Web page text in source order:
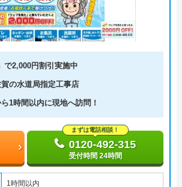
で2,000円割引実施中
の水道局指定工事店
1時間以内に現地へ訪問！
まずは電話相談！
0120-492-315
受付時間 24時間
1時間以内